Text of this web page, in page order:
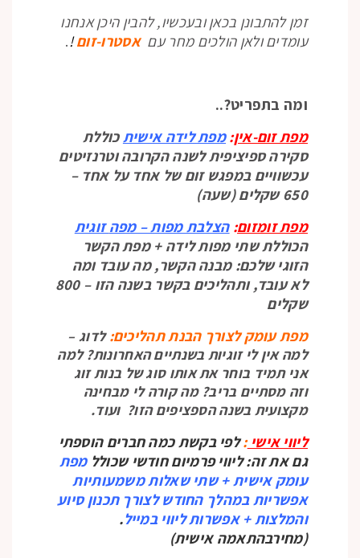
זמן להתבונן בכאן ובעכשיו, להבין היכן אנחנו
עומדים ולאן הולכים מחר עםאסטרו-זום!
.
ומה בתפריט?..
מפת זום-אין:מפת לידה אישיתכוללת
סקירה ספיציפית לשנה הקרובה וטרנזיטים
עכשוויים במפגש זום של אחד על אחד –
650 שקלים (שעה)
מפת זומזום:הצלבת מפות – מפהזוגית
הכוללת שתי מפות לידה + מפת הקשר
הזוגי שלכם: מבנה הקשר, מה עובד ומה
לא עובד, ותהליכים בקשר בשנה הזו – 800
שקלים
מפת עומק לצורך הבנת תהליכים:לדוג –
למה אין לי זוגיות בשנתיים האחרונות? למה
אני תמיד בוחר את אותו סוג של בנות זוג
וזה מסתיים בריב? מה קורה לי מבחינה
מקצועית בשנה הספציפים הזו? ועוד.
ליווי אישי:לפי בקשת כמה חברים הוספתי
גם את זה: ליווי פרמיום חודשי שכוללמפת
עומק אישית + שתי שאלות משמעותיות
אפשריות במהלך החודש לצורך תכנון סיוע
והמלצות + אפשרות ליווי במייל.
(מחירבהתאמה אישית)